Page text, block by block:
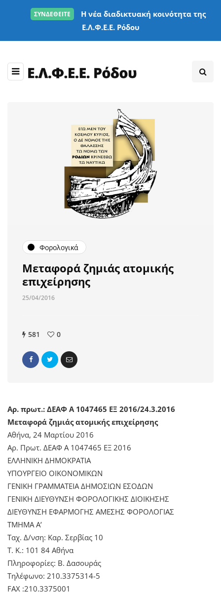
ΣΥΝΔΕΘΕΙΤΕ
Η νέα διαδικτυακή κοινότητα της
Ε.Λ.Φ.Ε.Ε. Ρόδου
Φορολογικά
Μεταφορά ζημιάς ατομικής
επιχείρησης
25/04/2016
581 0
Αρ. πρωτ.: ΔΕΑΦ Α 1047465 ΕΞ 2016/24.3.2016
Μεταφορά ζημιάς ατομικής επιχείρησης
Αθήνα, 24 Μαρτίου 2016
Αρ. Πρωτ. ΔΕΑΦ Α 1047465 ΕΞ 2016
ΕΛΛΗΝΙΚΗ ΔΗΜΟΚΡΑΤΙΑ
ΥΠΟΥΡΓΕΙΟ ΟΙΚΟΝΟΜΙΚΩΝ
ΓΕΝΙΚΗ ΓΡΑΜΜΑΤΕΙΑ ΔΗΜΟΣΙΩΝ ΕΣΟΔΩΝ
ΓΕΝΙΚΗ ΔΙΕΥΘΥΝΣΗ ΦΟΡΟΛΟΓΙΚΗΣ ΔΙΟΙΚΗΣΗΣ
ΔΙΕΥΘΥΝΣΗ ΕΦΑΡΜΟΓΗΣ ΑΜΕΣΗΣ ΦΟΡΟΛΟΓΙΑΣ
ΤΜΗΜΑ Α’
Ταχ. Δ/νση: Καρ. Σερβίας 10
Τ. Κ.: 101 84 Αθήνα
Πληροφορίες: Β. Δασουράς
Τηλέφωνο: 210.3375314-5
FAX :210.3375001